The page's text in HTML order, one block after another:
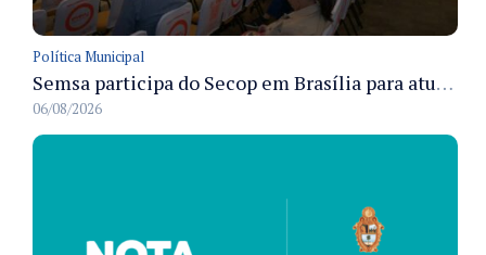
Política Municipal
Semsa participa do Secop em Brasília para atualizar tecnologia e modernizar gestão pública
06/08/2026